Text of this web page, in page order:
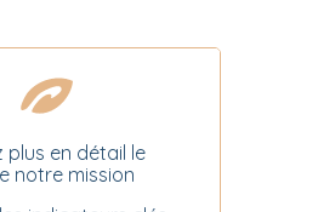
plus en détail le
notre mission